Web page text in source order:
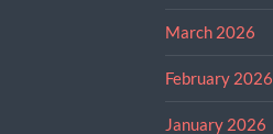
March 2026
February 2026
January 2026